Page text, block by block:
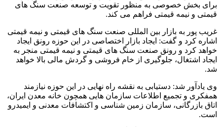
برای بخش خصوصی به منظور تقویت و توسعه صنعت سنگ های
قیمتی و نیمه قیمتی فراهم می کند.
غریب پور به بازار بین المللی صنعت سنگ های قیمتی و نیمه قیمتی
اشاره کرد و گفت: ایجاد بازار اختصاصی در این حوزه رونق ایجاد
خواهد کرد و رونق صنعت سنگ های قیمتی و نیمه قیمتی منجر به
ایجاد اشتغال، جلوگیری از خام فروشی و گردش مالی بالا خواهد
شد.
وی یادآور شد: دستیابی به نقشه راه نهایی در این حوزه نیازمند
همفکری و تجمیع اطلاعات سازمان هایی همچون خانه معدن ایران،
اتاق بازرگانی، سازمان زمین شناسی و اکتشافات معدنی و ایمیدرو
است.